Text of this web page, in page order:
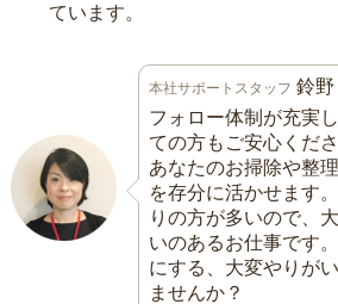
ています。
本社サポートスタッフ 鈴野
フォロー体制が充実
ての方もご安心くださ
あなたのお掃除や整
を存分に活かせます
りの方が多いので、
いのあるお仕事です
にする、大変やりが
ませんか？